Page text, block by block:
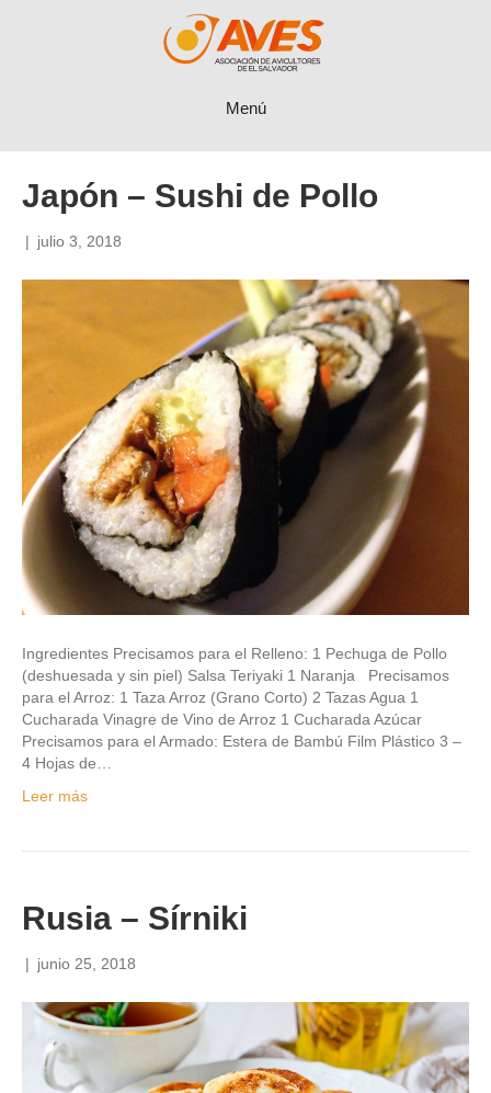
Menú
Japón – Sushi de Pollo
| julio 3, 2018
Ingredientes Precisamos para el Relleno: 1 Pechuga de Pollo
(deshuesada y sin piel) Salsa Teriyaki 1 Naranja Precisamos
para el Arroz: 1 Taza Arroz (Grano Corto) 2 Tazas Agua 1
Cucharada Vinagre de Vino de Arroz 1 Cucharada Azúcar
Precisamos para el Armado: Estera de Bambú Film Plástico 3 –
4 Hojas de…
Leer más
Rusia – Sírniki
| junio 25, 2018